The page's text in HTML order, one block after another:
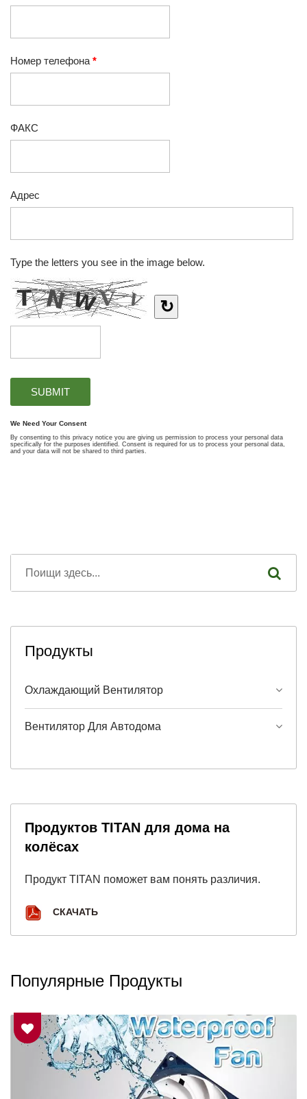
Продукты
Охлаждающий Вентилятор
Вентилятор Для Автодома
Продуктов TITAN для дома на
колёсах
Продукт TITAN поможет вам понять различия.
СКАЧАТЬ
Популярные Продукты